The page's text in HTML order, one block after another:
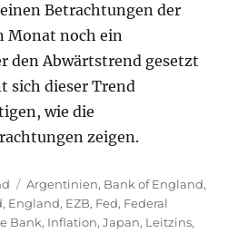
Betrachtungen der
noch ein
den Abwärtstrend gesetzt
sich dieser Trend
wie die
zeigen.
Schlagwörter
Argentinien, Bank of England,
, England, EZB, Fed, Federal
Bank, Inflation,Japan, Leitzins,